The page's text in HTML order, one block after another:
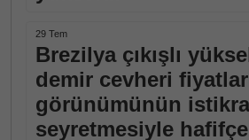
29 Tem
Brezilya çıkışlı
demir cevheri
görünümünün
seyretmesiyle hafifçe